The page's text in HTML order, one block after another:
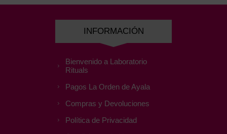
INFORMACIÓN
Bienvenido a Laboratorio
Rituals
Pagos La Orden de Ayala
Compras y Devoluciones
Política de Privacidad